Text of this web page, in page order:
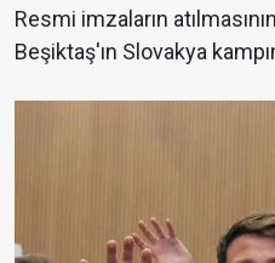
Resmi imzaların
Beşiktaş'ın Slovakya